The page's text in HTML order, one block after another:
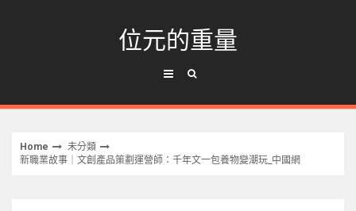
位元的重量
Home
未分類
新職業故事｜文創產品策劃運營師：千年文一包養物變潮玩_中國網